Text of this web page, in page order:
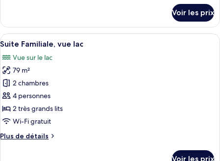
vue
lac
le
type
de
Suite
Studio,
balcon,
vue
lac
Voir les prix
Afficher
toutes
les
photos
pour
ce
type
de
chambre :
Suite
Une chambre d’hôtel moderne
5
Suite Familiale, vue lac
Vue sur le lac
79 m²
2 chambres
4 personnes
2 très grands lits
Wi-Fi gratuit
Plus de détails
Plus
Voir les prix